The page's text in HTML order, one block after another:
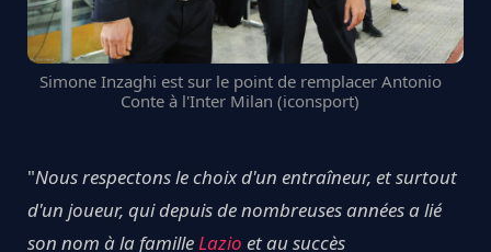
Simone Inzaghi est sur le point de remplacer Antonio
Conte à l'Inter Milan (iconsport)
"Nous respectons le choix d'un entraîneur, et surtout
d'un joueur, qui depuis de nombreuses années a lié
son nom à la familleLazio et au succès